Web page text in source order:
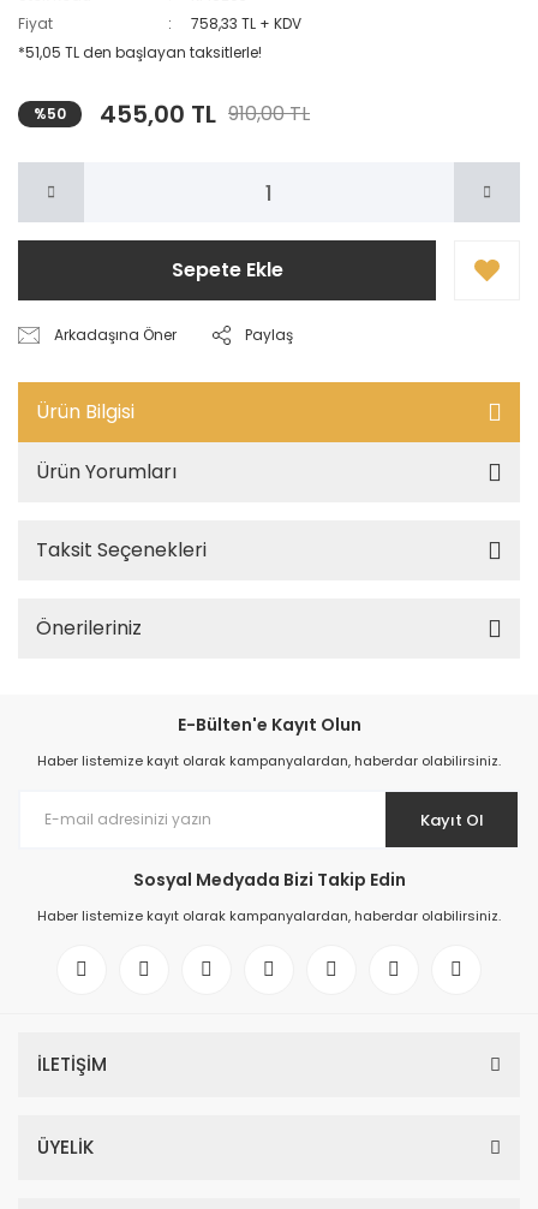
Fiyat
758,33 TL + KDV
*51,05 TL den başlayan taksitlerle!
%50 455,00 TL 910,00 TL
Sepete Ekle
Arkadaşına Öner Paylaş
Ürün Bilgisi
Ürün Yorumları
Taksit Seçenekleri
Önerileriniz
E-Bülten'e Kayıt Olun
Haber listemize kayıt olarak kampanyalardan, haberdar olabilirsiniz.
Kayıt Ol
Sosyal Medyada Bizi Takip Edin
Haber listemize kayıt olarak kampanyalardan, haberdar olabilirsiniz.
İLETİŞİM
ÜYELİK